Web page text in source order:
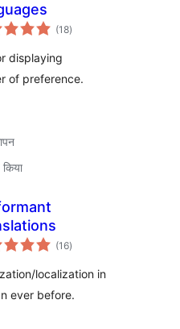
(18कुल
दर)
displaying
of preference.
(16कुल
दर)
localization in
ever before.